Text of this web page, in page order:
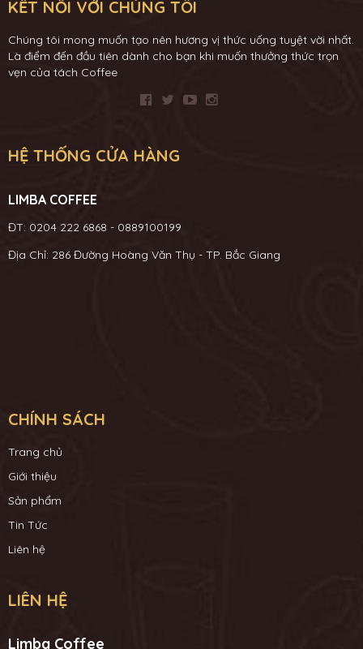
KẾT NỐI VỚI CHÚNG TÔI
Chúng tôi mong muốn tạo nên hương vị thức uống tuyệt vời nhất.
Là điểm đến đầu tiên dành cho bạn khi muốn thưởng thức trọn
vẹn của tách Coffee
HỆ THỐNG CỬA HÀNG
LIMBA COFFEE
ĐT: 0204 222 6868 - 0889100199
Địa Chỉ: 286 Đường Hoàng Văn Thụ - TP. Bắc Giang
CHÍNH SÁCH
Trang chủ
Giới thiệu
Sản phẩm
Tin Tức
Liên hệ
LIÊN HỆ
Limba Coffee